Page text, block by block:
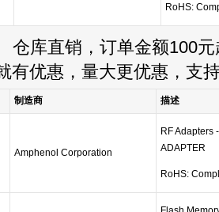
RoHS:
仓库直销，订单金额100元
有优惠，量大更优惠，支
制造商 描述
Amphenol Corporation
RF Adapters
ADAPTER
RoHS: